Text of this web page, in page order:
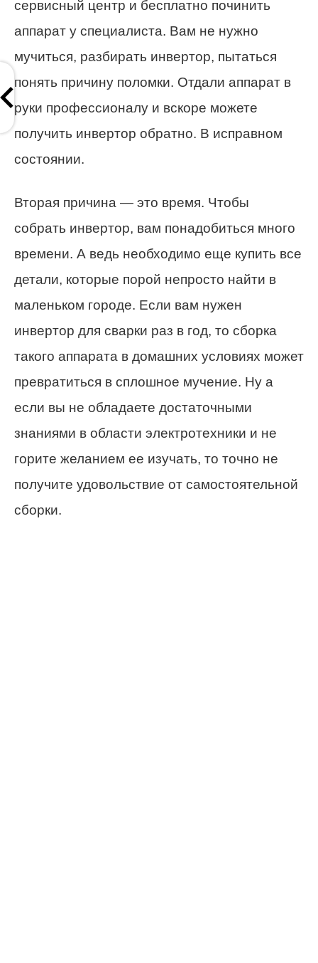
сервисный центр и бесплатно починить
аппарат у специалиста. Вам не нужно
мучиться, разбирать инвертор, пытаться
понять причину поломки. Отдали аппарат в
руки профессионалу и вскоре можете
получить инвертор обратно. В исправном
состоянии.
Вторая причина — это время. Чтобы
собрать инвертор, вам понадобиться много
времени. А ведь необходимо еще купить все
детали, которые порой непросто найти в
маленьком городе. Если вам нужен
инвертор для сварки раз в год, то сборка
такого аппарата в домашних условиях может
превратиться в сплошное мучение. Ну а
если вы не обладаете достаточными
знаниями в области электротехники и не
горите желанием ее изучать, то точно не
получите удовольствие от самостоятельной
сборки.